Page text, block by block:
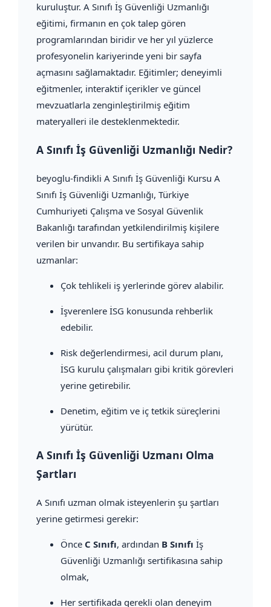
kuruluştur. A Sınıfı İş Güvenliği Uzmanlığı
eğitimi, firmanın en çok talep gören
programlarından biridir ve her yıl yüzlerce
profesyonelin kariyerinde yeni bir sayfa
açmasını sağlamaktadır. Eğitimler; deneyimli
eğitmenler, interaktif içerikler ve güncel
mevzuatlarla zenginleştirilmiş eğitim
materyalleri ile desteklenmektedir.
A Sınıfı İş Güvenliği Uzmanlığı Nedir?
beyoglu-findikli A Sınıfı İş Güvenliği Kursu A
Sınıfı İş Güvenliği Uzmanlığı, Türkiye
Cumhuriyeti Çalışma ve Sosyal Güvenlik
Bakanlığı tarafından yetkilendirilmiş kişilere
verilen bir unvandır. Bu sertifikaya sahip
uzmanlar:
Çok tehlikeli iş yerlerinde görev alabilir.
İşverenlere İSG konusunda rehberlik
edebilir.
Risk değerlendirmesi, acil durum planı,
İSG kurulu çalışmaları gibi kritik görevleri
yerine getirebilir.
Denetim, eğitim ve iç tetkik süreçlerini
yürütür.
A Sınıfı İş Güvenliği Uzmanı Olma
Şartları
A Sınıfı uzman olmak isteyenlerin şu şartları
yerine getirmesi gerekir:
Önce C Sınıfı, ardından B Sınıfı İş
Güvenliği Uzmanlığı sertifikasına sahip
olmak,
Her sertifikada gerekli olan deneyim